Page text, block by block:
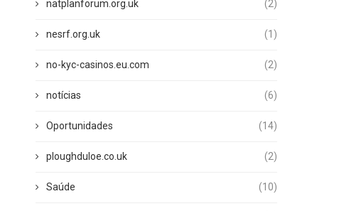
natplanforum.org.uk (2)
nesrf.org.uk (1)
no-kyc-casinos.eu.com (2)
notícias (6)
Oportunidades (14)
ploughduloe.co.uk (2)
Saúde (10)